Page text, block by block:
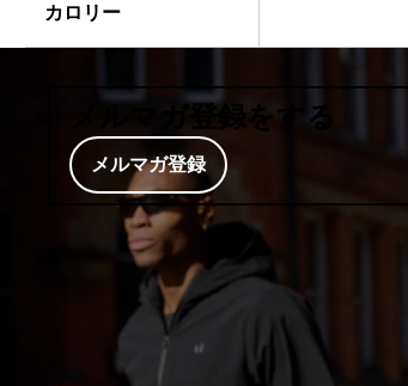
カロリー
メルマガ登録をする
メルマガ登録